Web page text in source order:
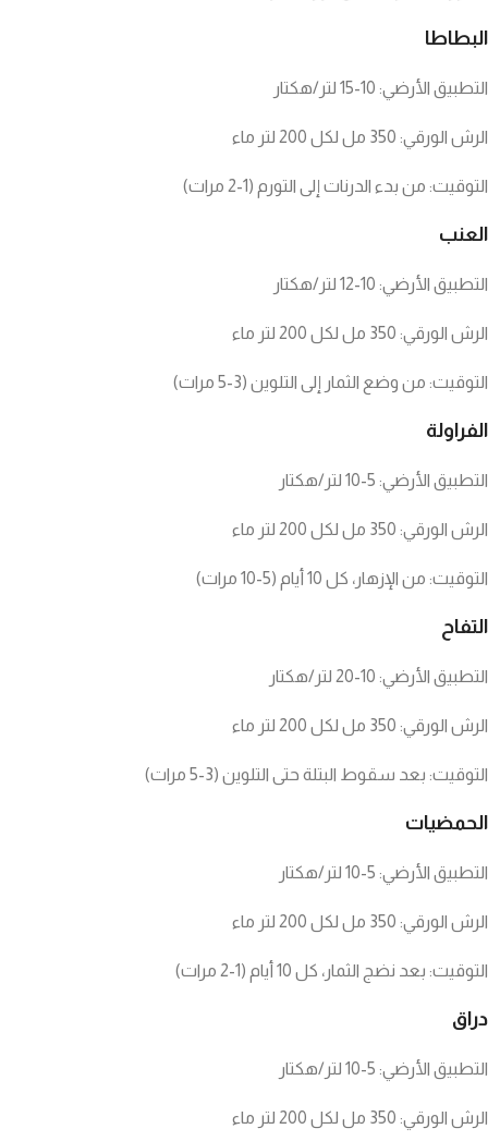
البطاطا
التطبيق الأرضي: 10-15 لتر/هكتار
الرش الورقي: 350 مل لكل 200 لتر ماء
التوقيت: من بدء الدرنات إلى التورم (1-2 مرات)
العنب
التطبيق الأرضي: 10-12 لتر/هكتار
الرش الورقي: 350 مل لكل 200 لتر ماء
التوقيت: من وضع الثمار إلى التلوين (3-5 مرات)
الفراولة
التطبيق الأرضي: 5-10 لتر/هكتار
الرش الورقي: 350 مل لكل 200 لتر ماء
التوقيت: من الإزهار، كل 10 أيام (5-10 مرات)
التفاح
التطبيق الأرضي: 10-20 لتر/هكتار
الرش الورقي: 350 مل لكل 200 لتر ماء
التوقيت: بعد سقوط البتلة حتى التلوين (3-5 مرات)
الحمضيات
التطبيق الأرضي: 5-10 لتر/هكتار
الرش الورقي: 350 مل لكل 200 لتر ماء
التوقيت: بعد نضج الثمار، كل 10 أيام (1-2 مرات)
دراق
التطبيق الأرضي: 5-10 لتر/هكتار
الرش الورقي: 350 مل لكل 200 لتر ماء